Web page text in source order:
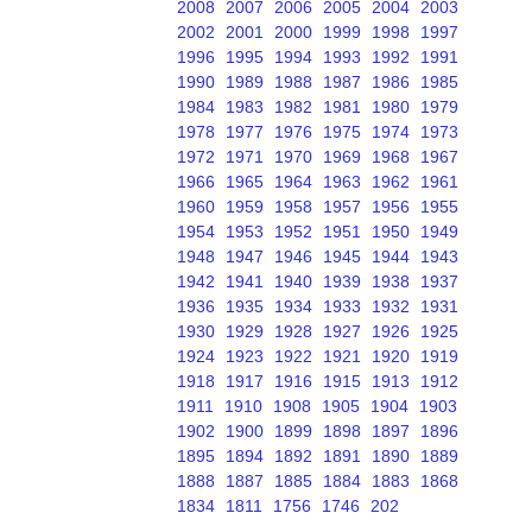
2008
2007 2006 2005 2004
2003
2002
2001 2000 1999 1998
1997
1996
1995 1994 1993 1992
1991
1990
1989 1988 1987 1986
1985
1984
1983 1982 1981 1980
1979
1978
1977 1976 1975 1974
1973
1972
1971 1970 1969 1968
1967
1966
1965 1964 1963 1962
1961
1960
1959 1958 1957 1956
1955
1954
1953 1952 1951 1950
1949
1948
1947 1946 1945 1944
1943
1942
1941 1940 1939 1938
1937
1936
1935 1934 1933 1932
1931
1930
1929 1928 1927 1926
1925
1924
1923 1922 1921 1920
1919
1918
1917 1916 1915 1913
1912
1911
1910 1908 1905 1904
1903
1902
1900 1899 1898 1897
1896
1895
1894 1892 1891 1890
1889
1888
1887 1885 1884 1883
1868
1834
1811 1756 1746 202